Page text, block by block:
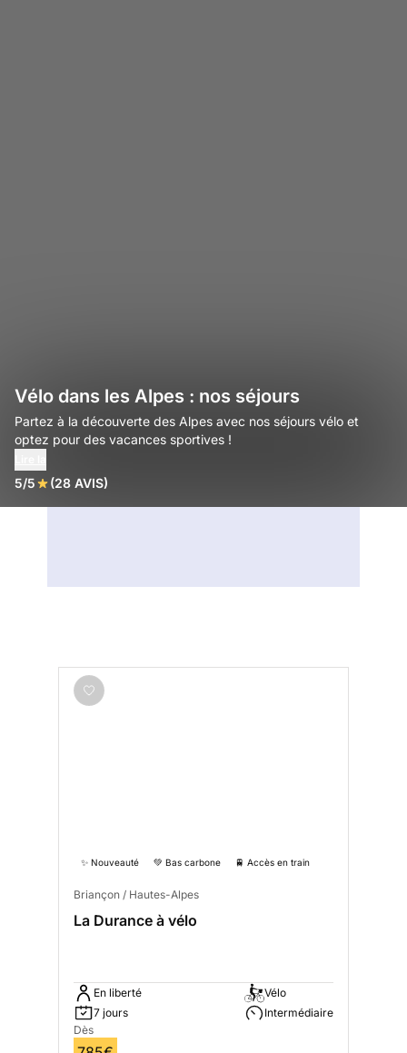
Vélo dans les Alpes : nos séjours
Partez à la découverte des Alpes avec nos séjours vélo et
optez pour des vacances sportives !
5/5 (28 AVIS)
✨ Nouveauté 💚 Bas carbone 🚆 Accès en train
Briançon / Hautes-Alpes
La Durance à vélo
En liberté
7 jours
Vélo
Intermédiaire
Dès